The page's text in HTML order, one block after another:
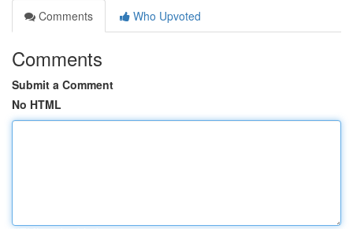
Comments
Who Upvoted
Comments
Submit a Comment
No HTML